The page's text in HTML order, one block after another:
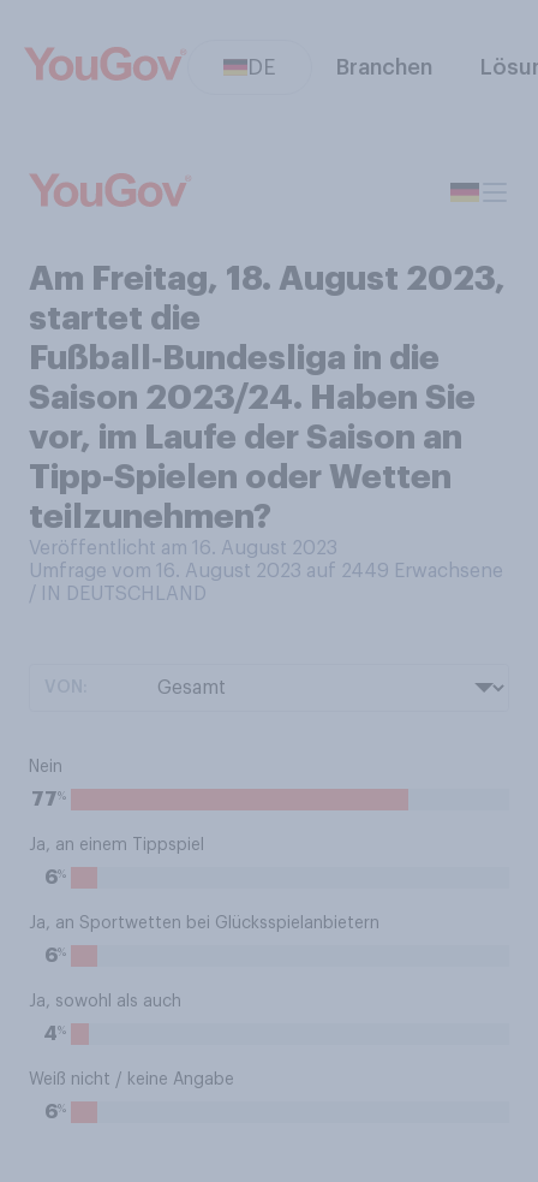
DE Branchen
Am Freitag, 18. August 2023,
startet die
Fußball‑Bundesliga in die
Saison 2023/24. Haben Sie
vor, im Laufe der Saison an
Tipp-Spielen oder Wetten
teilzunehmen?
Veröffentlicht am 16. August 2023
Umfrage vom 16. August 2023 auf 2449 Erwachsene
/ IN DEUTSCHLAND
Nein
77%
Ja, an einem Tippspiel
6%
Ja, an Sportwetten bei Glücksspielanbietern
6%
Ja, sowohl als auch
4%
Weiß nicht / keine Angabe
6%